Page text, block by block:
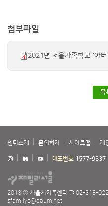
첨부파일
2021년 서울가족학교 '아
목
센터소개 문의하기 사이트맵 개
대표번호 1577-9337
2018 ⓒ 서울시가족센터 T: 02-318-
sfamilyc@daum.net